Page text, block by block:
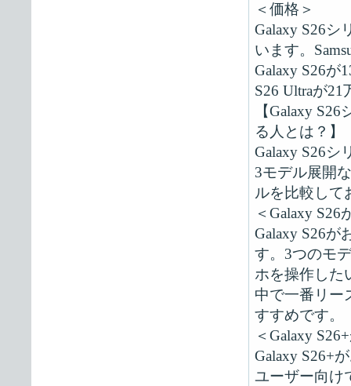
＜価格＞
Galaxy S26シ
います。
Galaxy S26が
S26 Ultraが
【Galaxy
る人とは？】
Galaxy S26シ
3モデル展開
ルを比較して
＜Galaxy
Galaxy S26が
す。3つのモ
ホを操作した
中で一番リー
すすめです。
＜Galaxy
Galaxy S26+
ユーザー向け